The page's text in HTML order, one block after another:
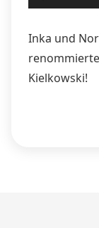
Player
Inka und
Kielkowski!